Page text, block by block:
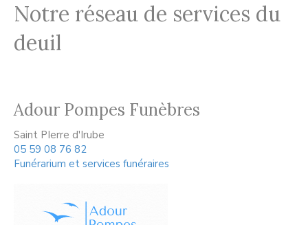
Notre réseau de services du
deuil
Adour Pompes Funèbres
Saint PIerre d'Irube
05 59 08 76 82
Funérarium et services funéraires